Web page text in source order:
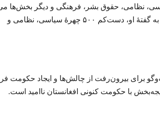
نظامی، حقوق بشر، فرهنگی و دیگر بخش‌ها
که به‌منظور ایستاده‌گی در برابر حکومت کنونی افغانستان کار خواهند کرد. به گفتۀ او، دست‌کم ۵۰۰ چهرۀ سیاسی، نظامی و
برای بیرون‌رفت از چالش‌ها و ایجاد حکومت
با حکومت کنونی افغانستان ناامید است.